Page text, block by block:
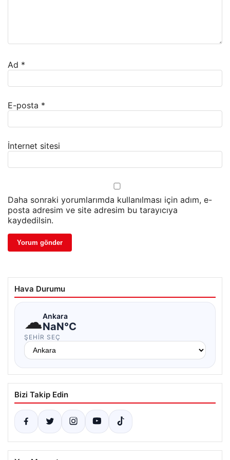
Ad *
E-posta *
İnternet sitesi
Daha sonraki yorumlarımda kullanılması için adım, e-
posta adresim ve site adresim bu tarayıcıya
kaydedilsin.
Hava Durumu
☁Ankara
NaN°C
ŞEHIR SEÇ
Bizi Takip Edin